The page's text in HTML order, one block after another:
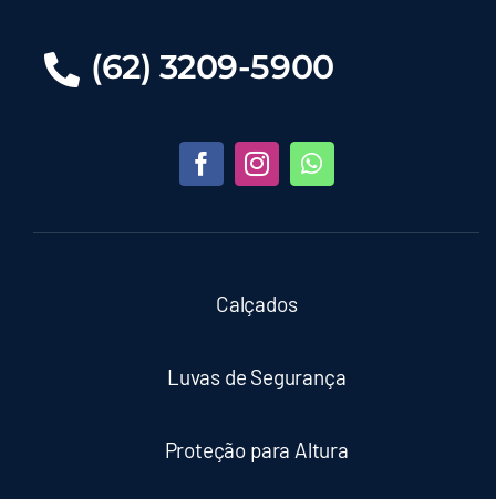
(62) 3209-5900
Calçados
Luvas de Segurança
Proteção para Altura